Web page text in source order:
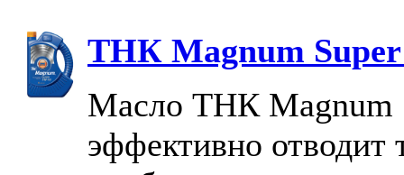
ТНК Magnum Super
Масло ТНК Magnum
эффективно отводит